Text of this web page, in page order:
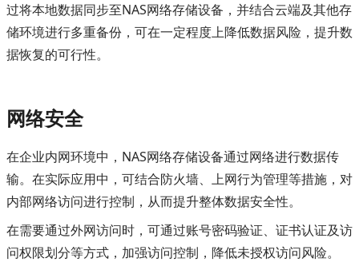
过将本地数据同步至NAS网络存储设备，并结合云端及其他存
储环境进行多重备份，可在一定程度上降低数据风险，提升数
据恢复的可行性。
网络安全
在企业内网环境中，NAS网络存储设备通过网络进行数据传
输。在实际应用中，可结合防火墙、上网行为管理等措施，对
内部网络访问进行控制，从而提升整体数据安全性。
在需要通过外网访问时，可通过账号密码验证、证书认证及访
问权限划分等方式，加强访问控制，降低未授权访问风险。